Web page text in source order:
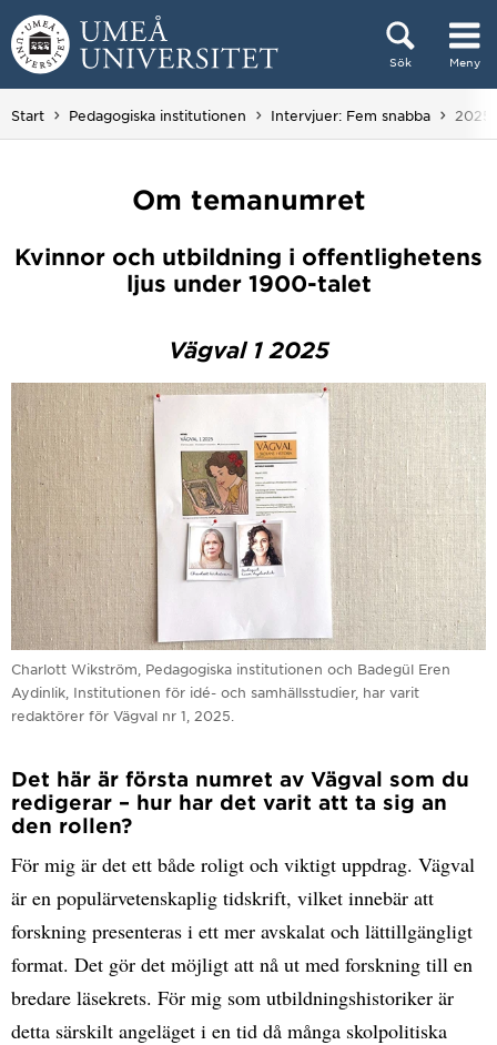
Hoppa direkt till innehållet
Sök Meny
Huvudmenyn dold.
Start Pedagogiska institutionen Intervjuer: Fem snabba Du är
2025
Om temanumret
Kvinnor och utbildning i offentlighetens
ljus under 1900-talet
Vägval 1 2025
Charlott Wikström, Pedagogiska institutionen och Badegül Eren
Aydinlik, Institutionen för idé- och samhällsstudier, har varit
redaktörer för Vägval nr 1, 2025.
Det här är första numret av Vägval som du
redigerar – hur har det varit att ta sig an
den rollen?
För mig är det ett både roligt och viktigt uppdrag. Vägval
är en populärvetenskaplig tidskrift, vilket innebär att
forskning presenteras i ett mer avskalat och lättillgängligt
format. Det gör det möjligt att nå ut med forskning till en
bredare läsekrets. För mig som utbildningshistoriker är
detta särskilt angeläget i en tid då många skolpolitiska